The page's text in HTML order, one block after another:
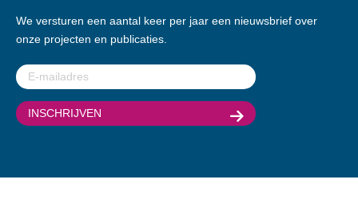
We versturen een aantal keer per jaar een nieuwsbrief over
onze projecten en publicaties.
E-
mailadres(Vereist)